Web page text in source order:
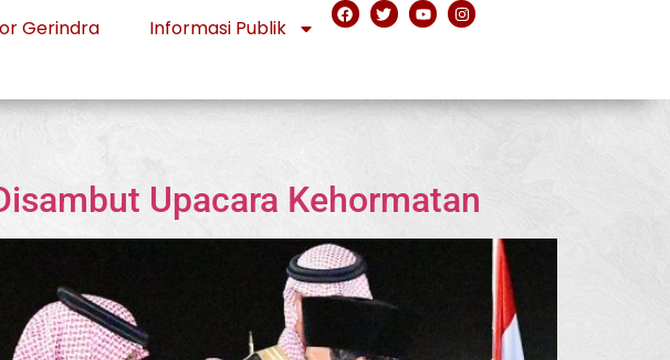
Gerindra Informasi Publik
Upacara Kehormatan